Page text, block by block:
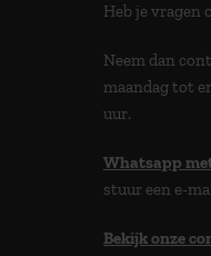
Heb je vragen
Neem dan
maandag tot
uur.
Whatsapp
stuur een e-
Bekijk onze